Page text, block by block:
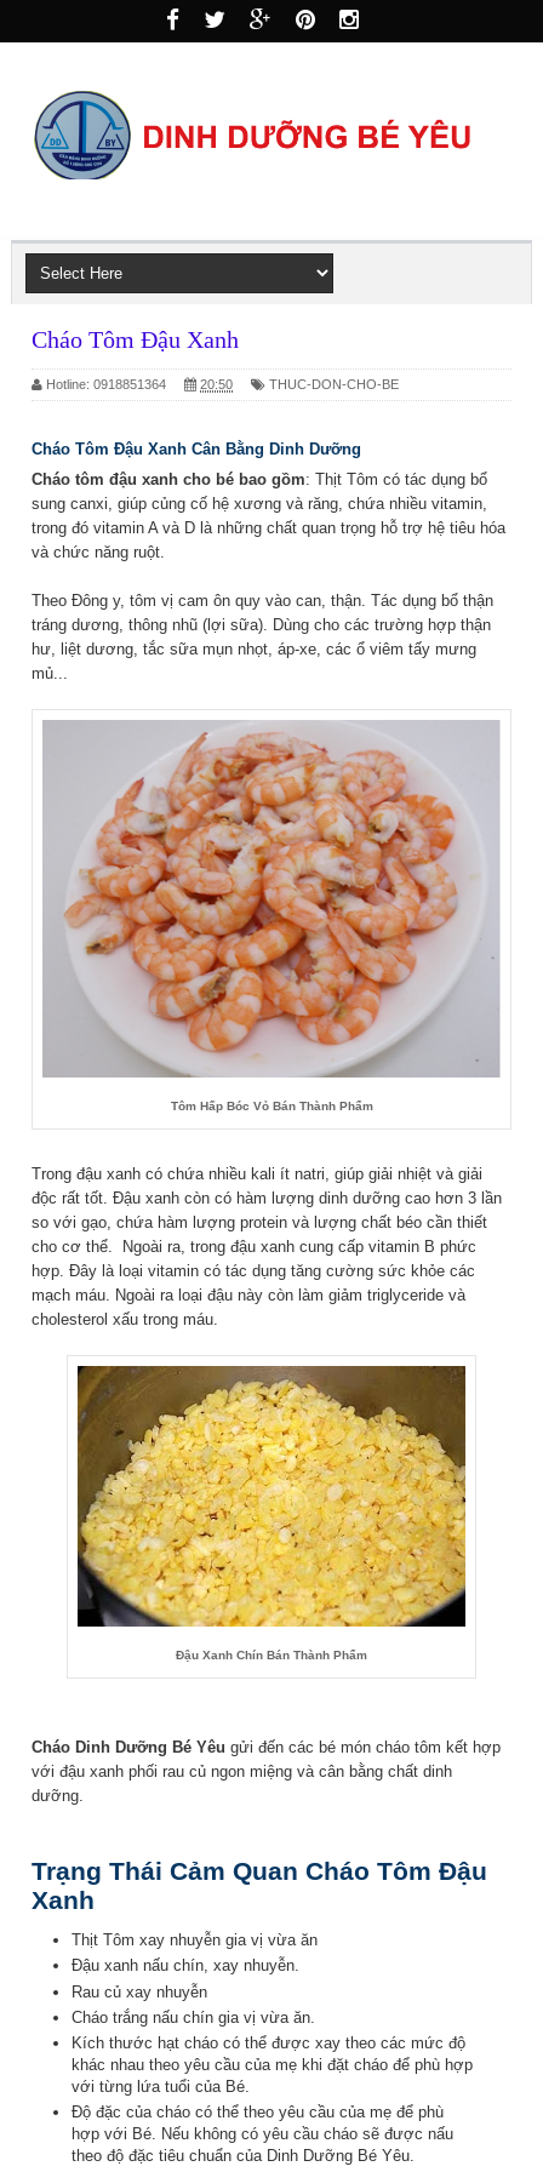
Cháo Tôm Đậu Xanh
Hotline: 0918851364 20:50 THUC-DON-CHO-BE
Cháo Tôm Đậu Xanh Cân Bằng Dinh Dưỡng
Cháo tôm đậu xanh cho bé bao gồm: Thịt Tôm có tác dụng bổ
sung canxi, giúp củng cố hệ xương và răng, chứa nhiều vitamin,
trong đó vitamin A và D là những chất quan trọng hỗ trợ hệ tiêu hóa
và chức năng ruột.
Theo Đông y, tôm vị cam ôn quy vào can, thận. Tác dụng bổ thận
tráng dương, thông nhũ (lợi sữa). Dùng cho các trường hợp thận
hư, liệt dương, tắc sữa mụn nhọt, áp-xe, các ổ viêm tấy mưng
mủ...
Tôm Hấp Bóc Vỏ Bán Thành Phẩm
Trong đậu xanh có chứa nhiều kali ít natri, giúp giải nhiệt và giải
độc rất tốt. Đậu xanh còn có hàm lượng dinh dưỡng cao hơn 3 lần
so với gạo, chứa hàm lượng protein và lượng chất béo cần thiết
cho cơ thể. Ngoài ra, trong đậu xanh cung cấp vitamin B phức
hợp. Đây là loại vitamin có tác dụng tăng cường sức khỏe các
mạch máu. Ngoài ra loại đậu này còn làm giảm triglyceride và
cholesterol xấu trong máu.
Đậu Xanh Chín Bán Thành Phẩm
Cháo Dinh Dưỡng Bé Yêu gửi đến các bé món cháo tôm kết hợp
với đậu xanh phối rau củ ngon miệng và cân bằng chất dinh
dưỡng.
Trạng Thái Cảm Quan Cháo Tôm Đậu
Xanh
Thịt Tôm xay nhuyễn gia vị vừa ăn
Đậu xanh nấu chín, xay nhuyễn.
Rau củ xay nhuyễn
Cháo trắng nấu chín gia vị vừa ăn.
Kích thước hạt cháo có thể được xay theo các mức độ
khác nhau theo yêu cầu của mẹ khi đặt cháo để phù hợp
với từng lứa tuổi của Bé.
Độ đặc của cháo có thể theo yêu cầu của mẹ để phù
hợp với Bé. Nếu không có yêu cầu cháo sẽ được nấu
theo độ đặc tiêu chuẩn của Dinh Dưỡng Bé Yêu.